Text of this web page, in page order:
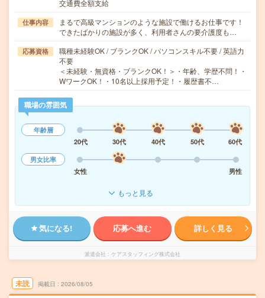
交通費全額支給
仕事内容
まるで高級マンションのような施設で働けるお仕事です！
できたばかりの施設が多く、利用者さんの要介護度も…
応募資格
職種未経験OK / ブランクOK / パソコンスキル不要 / 英語力
不要
＜未経験・無資格・ブランクOK！＞・年齢、学歴不問！・
WワークOK！・10名以上採用予定！・履歴書不…
職場の雰囲気
年齢層
20代
30代 40代 50代
60代
男女比率
女性
男性
もっと見る
気になる! 応募へ進む 詳しく見る
派遣会社 ケアスタッフィング株式会社
未読 掲載日 2026/08/05